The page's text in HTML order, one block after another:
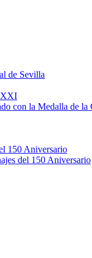
de Sevilla
XXI
con la Medalla de la
150 Aniversario
del 150 Aniversario